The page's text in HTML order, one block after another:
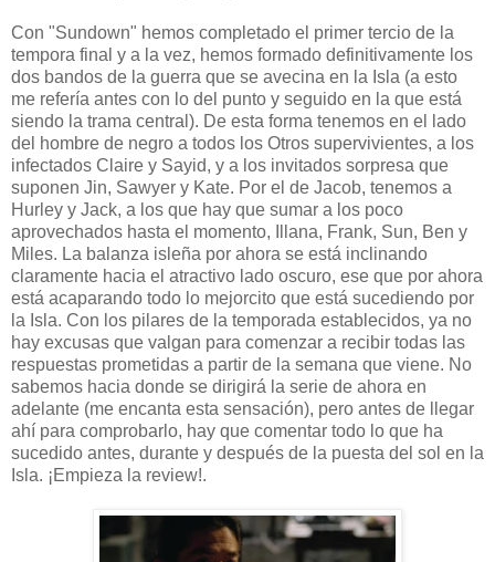
Con "Sundown" hemos completado el primer tercio de la
tempora final y a la vez, hemos formado definitivamente los
dos bandos de la guerra que se avecina en la Isla (a esto
me refería antes con lo del punto y seguido en la que está
siendo la trama central). De esta forma tenemos en el lado
del hombre de negro a todos los Otros supervivientes, a los
infectados Claire y Sayid, y a los invitados sorpresa que
suponen Jin, Sawyer y Kate. Por el de Jacob, tenemos a
Hurley y Jack, a los que hay que sumar a los poco
aprovechados hasta el momento, Illana, Frank, Sun, Ben y
Miles. La balanza isleña por ahora se está inclinando
claramente hacia el atractivo lado oscuro, ese que por ahora
está acaparando todo lo mejorcito que está sucediendo por
la Isla. Con los pilares de la temporada establecidos, ya no
hay excusas que valgan para comenzar a recibir todas las
respuestas prometidas a partir de la semana que viene. No
sabemos hacia donde se dirigirá la serie de ahora en
adelante (me encanta esta sensación), pero antes de llegar
ahí para comprobarlo, hay que comentar todo lo que ha
sucedido antes, durante y después de la puesta del sol en la
Isla. ¡Empieza la review!.